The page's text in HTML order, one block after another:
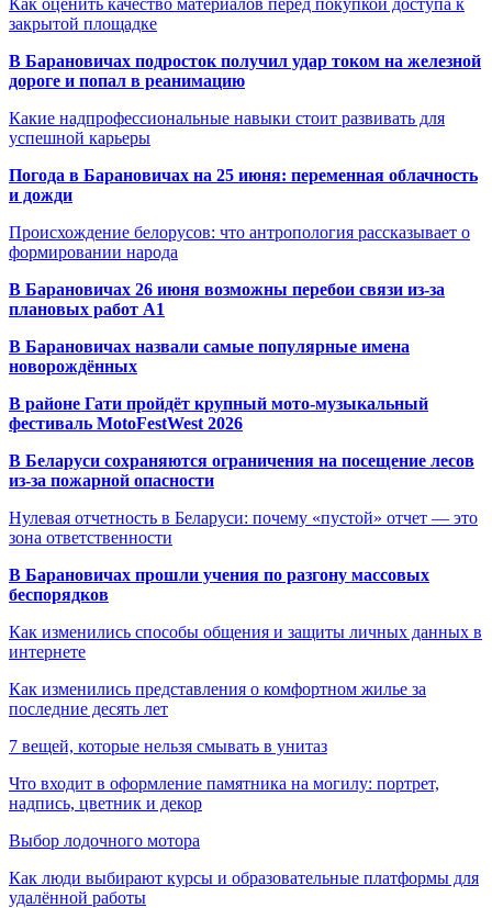
закрытой площадке
В Барановичах подросток получил удар током на железной
дороге и попал в реанимацию
Какие надпрофессиональные навыки стоит развивать для
успешной карьеры
Погода в Барановичах на 25 июня: переменная облачность
и дожди
Происхождение белорусов: что антропология рассказывает о
формировании народа
В Барановичах 26 июня возможны перебои связи из-за
плановых работ A1
В Барановичах назвали самые популярные имена
новорождённых
В районе Гати пройдёт крупный мото-музыкальный
фестиваль MotoFestWest 2026
В Беларуси сохраняются ограничения на посещение лесов
из-за пожарной опасности
Нулевая отчетность в Беларуси: почему «пустой» отчет — это
зона ответственности
В Барановичах прошли учения по разгону массовых
беспорядков
Как изменились способы общения и защиты личных данных в
интернете
Как изменились представления о комфортном жилье за
последние десять лет
7 вещей, которые нельзя смывать в унитаз
Что входит в оформление памятника на могилу: портрет,
надпись, цветник и декор
Выбор лодочного мотора
Как люди выбирают курсы и образовательные платформы для
удалённой работы